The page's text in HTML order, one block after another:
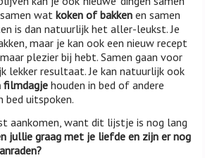
samen watkoken of bakken en samen
is dan natuurlijk het aller-leukst. Je
maar je kan ook een nieuw recept
plezier bij hebt. Samen gaan voor
lekker resultaat. Je kan natuurlijk ook
filmdagje houden in bed of andere
bed uitspoken.
aankomen, want dit lijstje is nog lang
jullie graag met je liefde en zijn er nog